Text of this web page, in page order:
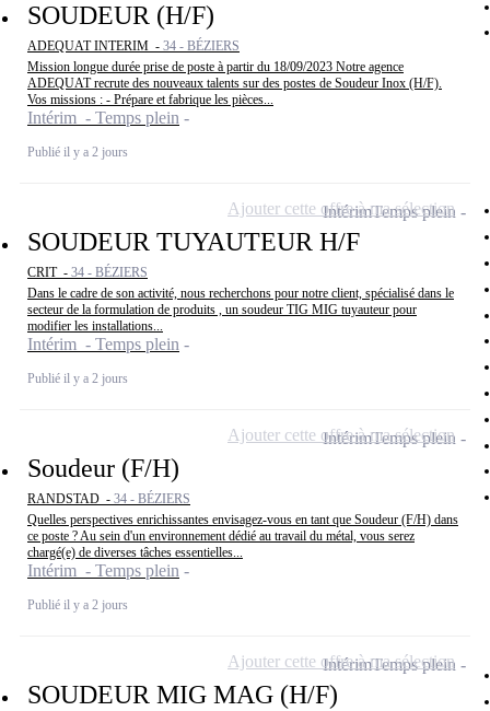
SOUDEUR (H/F)
ADEQUAT INTERIM - 34 - BÉZIERS
Mission longue durée prise de poste à partir du 18/09/2023 Notre agence
ADEQUAT recrute des nouveaux talents sur des postes de Soudeur Inox (H/F).
Vos missions : - Prépare et fabrique les pièces...
Intérim - Temps plein
Publié il y a 2 jours
SOUDEUR TUYAUTEUR H/F
CRIT - 34 - BÉZIERS
Dans le cadre de son activité, nous recherchons pour notre client, spécialisé dans le
secteur de la formulation de produits , un soudeur TIG MIG tuyauteur pour
modifier les installations...
Intérim - Temps plein
Publié il y a 2 jours
IntérimTemps plein
Ajouter cette offre à ma sélection
Soudeur (F/H)
RANDSTAD - 34 - BÉZIERS
Quelles perspectives enrichissantes envisagez-vous en tant que Soudeur (F/H) dans
ce poste ? Au sein d'un environnement dédié au travail du métal, vous serez
chargé(e) de diverses tâches essentielles...
Intérim - Temps plein
Publié il y a 2 jours
IntérimTemps plein
Ajouter cette offre à ma sélection
SOUDEUR MIG MAG (H/F)
IntérimTemps plein
Ajouter cette offre à ma sélection